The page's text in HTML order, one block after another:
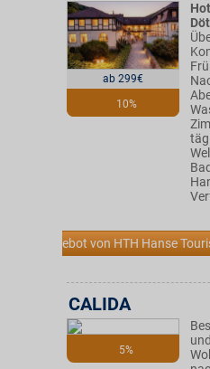
ab 299€
10%
Zum Angebot von HTH Hanse
5%
CALIDA